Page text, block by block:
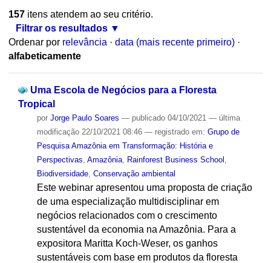
157itens atendem ao seu critério.
Filtrar os resultados
Ordenar por relevância · data (mais recente primeiro) ·
alfabeticamente
Uma Escola de Negócios para a Floresta
Tropical
por Jorge Paulo Soares — publicado04/10/2021 — última
modificação22/10/2021 08:46 — registrado em: Grupo de
Pesquisa Amazônia em Transformação: História e
Perspectivas Amazônia, Rainforest Business School
Biodiversidade, Conservação ambiental
Este webinar apresentou uma proposta de criação
de uma especialização multidisciplinar em
negócios relacionados com o crescimento
sustentável da economia na Amazônia. Para a
expositora Maritta Koch-Weser, os ganhos
sustentáveis com base em produtos da floresta